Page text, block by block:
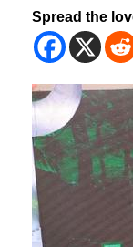
Spread the